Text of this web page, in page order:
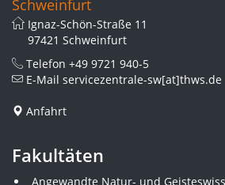
Schweinfurt
Ignaz-Schön-Straße 11
97421 Schweinfurt
Telefon +49 9721 940-5
E-Mail servicezentrale-sw[at]thws.de
Anfahrt
Fakultäten
Angewandte Natur- und